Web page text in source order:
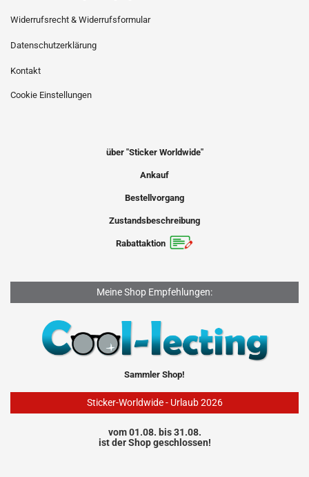
Widerrufsrecht & Widerrufsformular
Datenschutzerklärung
Kontakt
Cookie Einstellungen
über "Sticker Worldwide"
Ankauf
Bestellvorgang
Zustandsbeschreibung
Rabattaktion
Meine Shop Empfehlungen:
Sammler Shop!
Sticker-Worldwide - Urlaub 2026
vom 01.08. bis 31.08.
ist der Shop geschlossen!